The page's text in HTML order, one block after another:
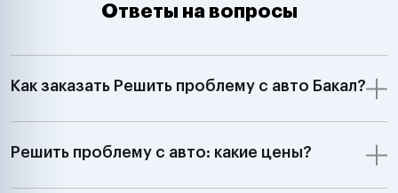
Ответы на вопросы
Как заказать Решить проблему с авто Бакал?
Решить проблему с авто: какие цены?